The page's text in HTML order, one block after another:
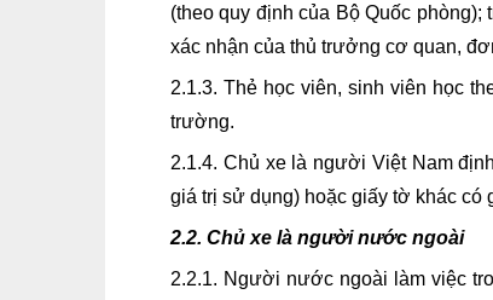
(theo quy định của Bộ Quốc
xác nhận của thủ trưởng cơ quan,
2.1.3. Thẻ học viên, sinh viên học
trường.
2.1.4. Chủ xe là người Việt Nam
giá trị sử dụng) hoặc giấy tờ khác có
2.2. Chủ xe là người nước ngoài
2.2.1. Người nước ngoài làm việc